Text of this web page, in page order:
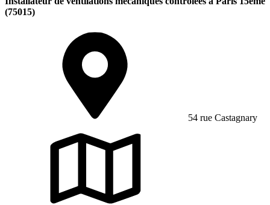
(75015)
54 rue Castagnary